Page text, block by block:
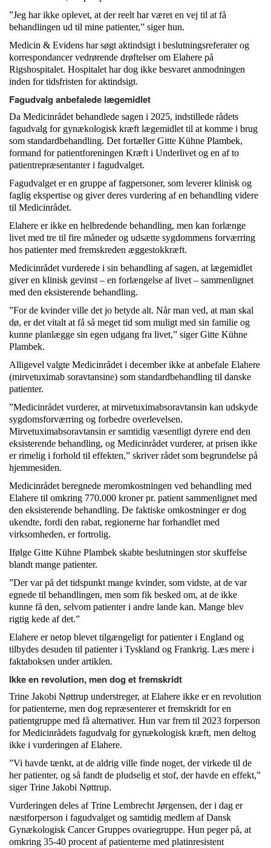
”Jeg har ikke oplevet, at der reelt har været en vej til at få
behandlingen ud til mine patienter,” siger hun.
Medicin & Evidens har søgt aktindsigt i beslutningsreferater og
korrespondancer vedrørende drøftelser om Elahere på
Rigshospitalet. Hospitalet har dog ikke besvaret anmodningen
inden for tidsfristen for aktindsigt.
Fagudvalg anbefalede lægemidlet
Da Medicinrådet behandlede sagen i 2025, indstillede rådets
fagudvalg for gynækologisk kræft lægemidlet til at komme i brug
som standardbehandling. Det fortæller Gitte Kühne Plambek,
formand for patientforeningen Kræft i Underlivet og en af to
patientrepræsentanter i fagudvalget.
Fagudvalget er en gruppe af fagpersoner, som leverer klinisk og
faglig ekspertise og giver deres vurdering af en behandling videre
til Medicinrådet.
Elahere er ikke en helbredende behandling, men kan forlænge
livet med tre til fire måneder og udsætte sygdommens forværring
hos patienter med fremskreden æggestokkræft.
Medicinrådet vurderede i sin behandling af sagen, at lægemidlet
giver en klinisk gevinst – en forlængelse af livet – sammenlignet
med den eksisterende behandling.
”For de kvinder ville det jo betyde alt. Når man ved, at man skal
dø, er det vitalt at få så meget tid som muligt med sin familie og
kunne planlægge sin egen udgang fra livet,” siger Gitte Kühne
Plambek.
Alligevel valgte Medicinrådet i december ikke at anbefale Elahere
(mirvetuximab soravtansine) som standardbehandling til danske
patienter.
”Medicinrådet vurderer, at mirvetuximabsoravtansin kan udskyde
sygdomsforværring og forbedre overlevelsen.
Mirvetuximabsoravtansin er samtidig væsentligt dyrere end den
eksisterende behandling, og Medicinrådet vurderer, at prisen ikke
er rimelig i forhold til effekten,” skriver rådet som begrundelse på
hjemmesiden.
Medicinrådet beregnede meromkostningen ved behandling med
Elahere til omkring 770.000 kroner pr. patient sammenlignet med
den eksisterende behandling. De faktiske omkostninger er dog
ukendte, fordi den rabat, regionerne har forhandlet med
virksomheden, er fortrolig.
Ifølge Gitte Kühne Plambek skabte beslutningen stor skuffelse
blandt mange patienter.
”Der var på det tidspunkt mange kvinder, som vidste, at de var
egnede til behandlingen, men som fik besked om, at de ikke
kunne få den, selvom patienter i andre lande kan. Mange blev
rigtig kede af det.”
Elahere er netop blevet tilgængeligt for patienter i England og
tilbydes desuden til patienter i Tyskland og Frankrig. Læs mere i
faktaboksen under artiklen.
Ikke en revolution, men dog et fremskridt
Trine Jakobi Nøttrup understreger, at Elahere ikke er en revolution
for patienterne, men dog repræsenterer et fremskridt for en
patientgruppe med få alternativer. Hun var frem til 2023 forperson
for Medicinrådets fagudvalg for gynækologisk kræft, men deltog
ikke i vurderingen af Elahere.
”Vi havde tænkt, at de aldrig ville finde noget, der virkede til de
her patienter, og så fandt de pludselig et stof, der havde en effekt,”
siger Trine Jakobi Nøttrup.
Vurderingen deles af Trine Lembrecht Jørgensen, der i dag er
næstforperson i fagudvalget og samtidig medlem af Dansk
Gynækologisk Cancer Gruppes ovariegruppe. Hun peger på, at
omkring 35-40 procent af patienterne med platinresistent